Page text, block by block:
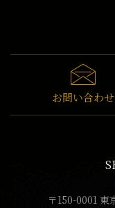
お問い合わせ
〒150-0001 東